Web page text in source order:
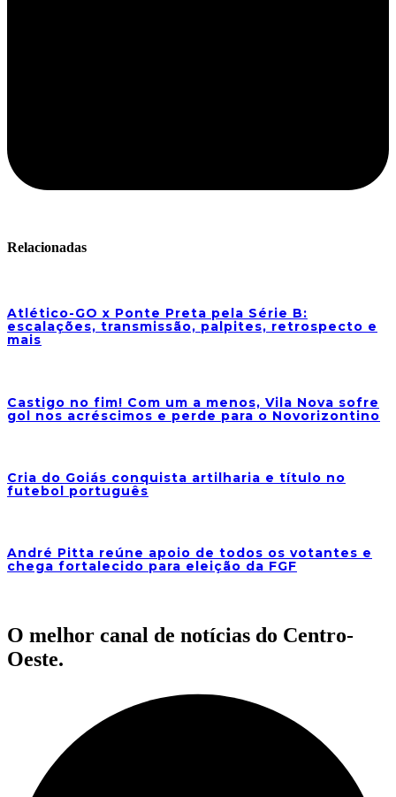
Relacionadas
Atlético-GO x Ponte Preta pela Série B:
escalações, transmissão, palpites, retrospecto e
mais
Castigo no fim! Com um a menos, Vila Nova sofre
gol nos acréscimos e perde para o Novorizontino
Cria do Goiás conquista artilharia e título no
futebol português
André Pitta reúne apoio de todos os votantes e
chega fortalecido para eleição da FGF
O melhor canal de notícias do Centro-
Oeste.